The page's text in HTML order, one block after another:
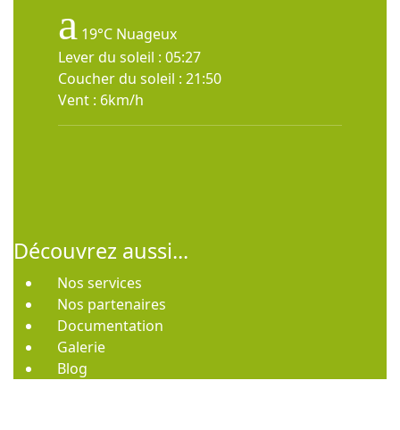
19°C Nuageux
Lever du soleil : 05:27
Coucher du soleil : 21:50
Vent : 6km/h
Découvrez aussi...
Nos services
Nos partenaires
Documentation
Galerie
Blog